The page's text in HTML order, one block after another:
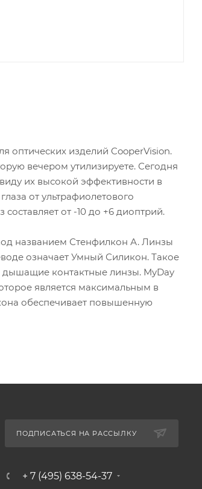
оптических изделий CooperVision.
вечером утилизируете. Сегодня
их высокой эффективности в
от ультрафиолетового
от -10 до +6 диоптрий.
названием Стенфилкон А. Линзы
означает Умный Силикон. Такое
дышащие контактные линзы. MyDay
является максимальным в
обеспечивает повышенную
ПОДПИСАТЬСЯ НА РАССЫЛКУ
+ 7 (495) 638-54-37